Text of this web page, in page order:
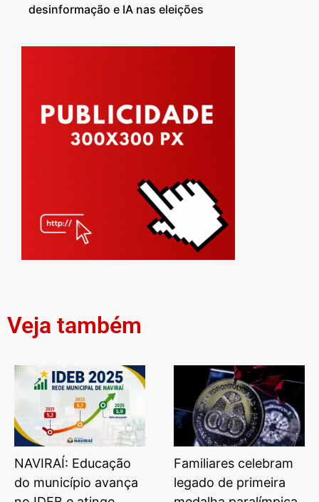
desinformação e IA nas eleições
Veja também
NAVIRAÍ: Educação
do município avança
Familiares celebram
legado de primeira